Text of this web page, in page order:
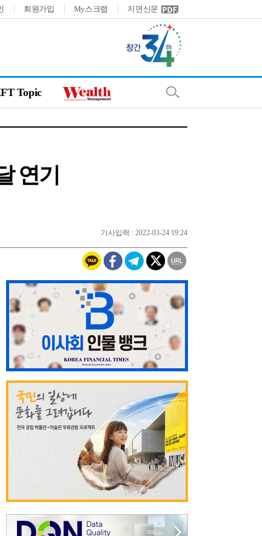
회원가입 My스크랩 지면신문
Topic
연기
기사입력 : 2022-03-24 19:24